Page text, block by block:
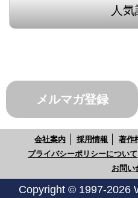
人
メルマガ登録
会社案内 採用情報 著作
プライバシーポリシーについて
お問い
Copyright © 1997-2026